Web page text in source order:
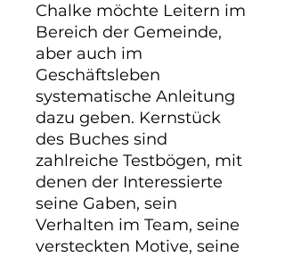
Chalke möchte Leitern im
Bereich der Gemeinde,
aber auch im
Geschäftsleben
systematische Anleitung
dazu geben. Kernstück
des Buches sind
zahlreiche Testbögen, mit
denen der Interessierte
seine Gaben, sein
Verhalten im Team, seine
versteckten Motive, seine